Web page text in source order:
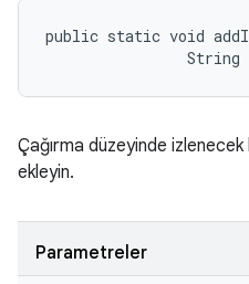
public static void
String
Çağırma düzeyinde
ekleyin.
Parametreler